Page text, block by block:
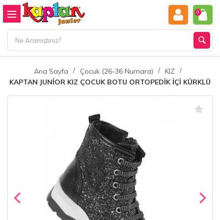
0
Ana Sayfa Çocuk (26-36 Numara)
KIZ
KAPTAN JUNİOR KIZ ÇOCUK BOTU ORTOPEDİK İÇİ KÜRKLÜ